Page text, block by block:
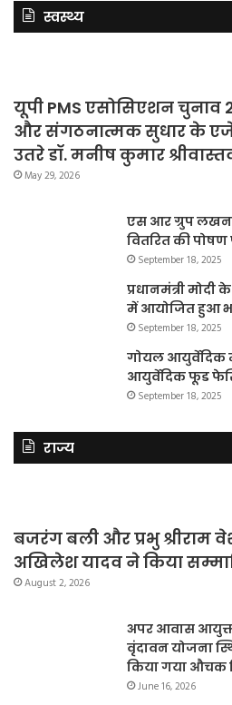
स्वस्थ्य
यूपी PMS एसोसिएशन चुनाव
और संगठनात्मक सुधार के
उतरे डॉ. मनीष कुमार
May 29, 2026
एस आर ग्रुप
वितरित की पोषण
September 18, 2025
प्रधानमंत्री
में आयोजित हुआ
September 18, 2025
गोयल
आयुर्वेदिक फूड
September 18, 2025
राज्य
बजरंग बली और प्रभु श्रीराम
अखिलेश यादव ने किया
August 2, 2026
अपर आवास
वृंदावन योजना
किया गया औचक
June 16, 2026